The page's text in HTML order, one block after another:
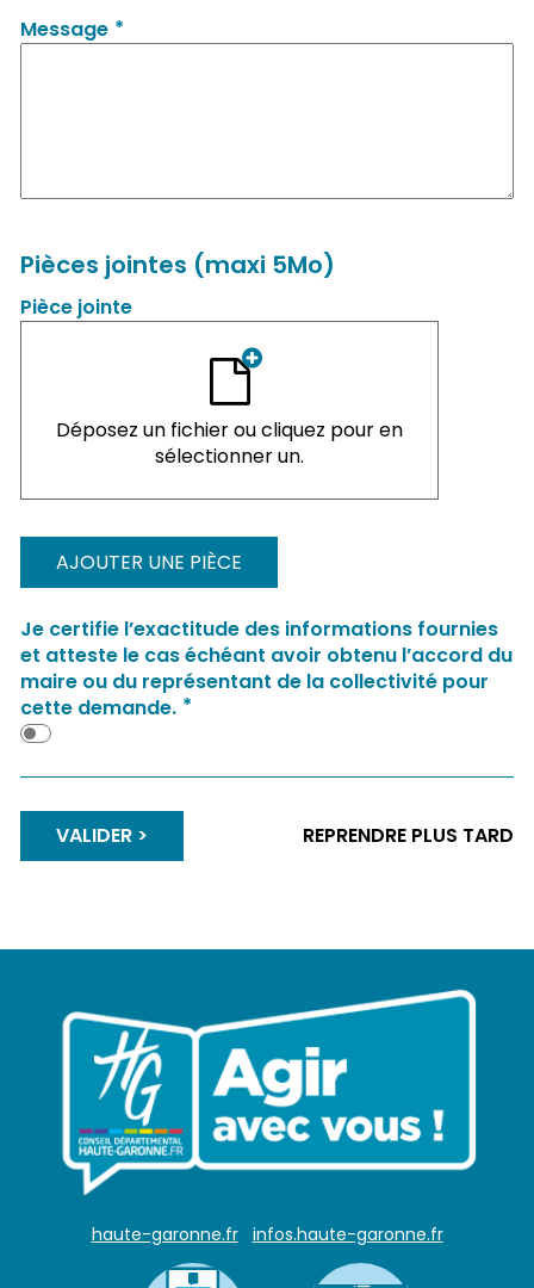
Message *
Pièces jointes (maxi 5Mo)
Pièce jointe
Déposez un fichier ou cliquez pour en
sélectionner un.
AJOUTER UNE PIÈCE
Je certifie l’exactitude des informations fournies
et atteste le cas échéant avoir obtenu l’accord du
maire ou du représentant de la collectivité pour
cette demande. *
VALIDER REPRENDRE PLUS TARD
haute-garonne.fr infos.haute-garonne.fr